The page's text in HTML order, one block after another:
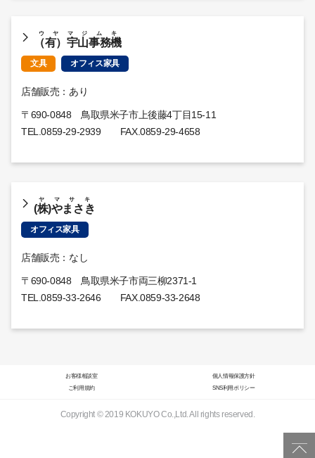
（有）宇山事務機
ウヤマジムキ
文具 オフィス家具
店舗販売：あり
〒690-0848 鳥取県米子市上後藤4丁目15-11
TEL.0859-29-2939FAX.0859-29-4658
(株)やまさき
ヤマサキ
オフィス家具
店舗販売：なし
〒690-0848 鳥取県米子市両三柳2371-1
TEL.0859-33-2646 FAX.0859-33-2648
お客様相談室
個人情報保護方針
ご利用規約
SNS利用ポリシー
Copyright © 2019 KOKUYO Co.,Ltd. All rights reserved.